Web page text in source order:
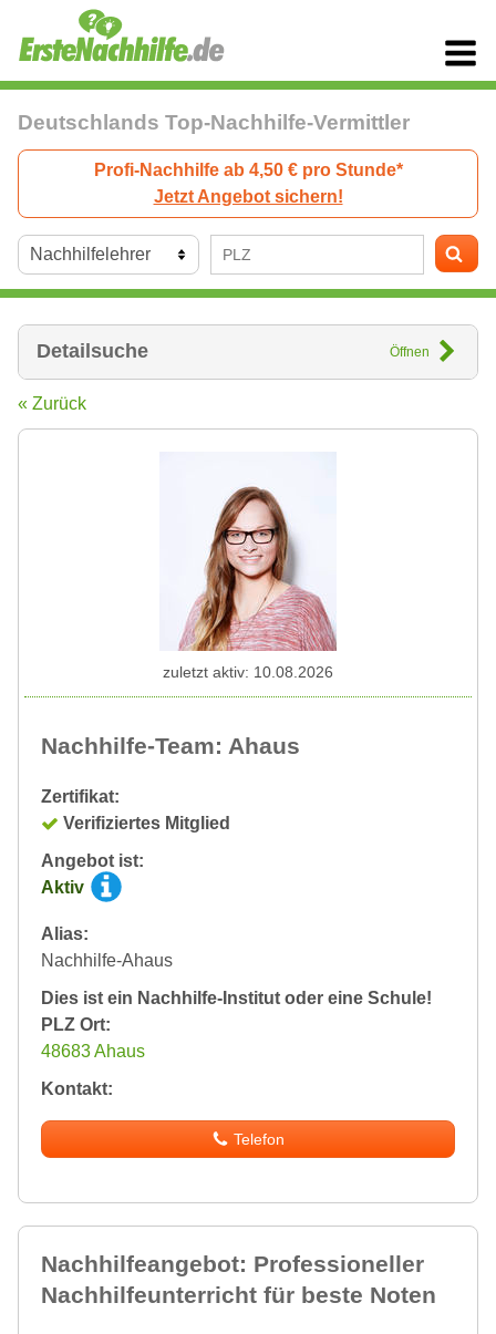
Deutschlands Top-Nachhilfe-Vermittler
Profi-Nachhilfe ab 4,50 € pro Stunde*
Jetzt Angebot sichern!
Detailsuche Öffnen
« Zurück
Nachhilfe-Team: Ahaus
Zertifikat:
Verifiziertes Mitglied
Angebot ist:
Aktiv
Alias:
Nachhilfe-Ahaus
Dies ist ein Nachhilfe-Institut oder eine Schule!
PLZ Ort:
48683 Ahaus
Kontakt:
Telefon
zuletzt aktiv: 10.08.2026
Nachhilfeangebot: Professioneller
Nachhilfeunterricht für beste Noten